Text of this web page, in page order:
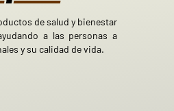
de salud y bienestar
a las personas a
y su calidad de vida.